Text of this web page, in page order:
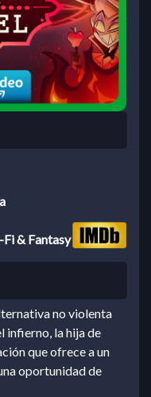
& Fantasy
no violenta
infierno, la hija de
que ofrece a un
oportunidad de